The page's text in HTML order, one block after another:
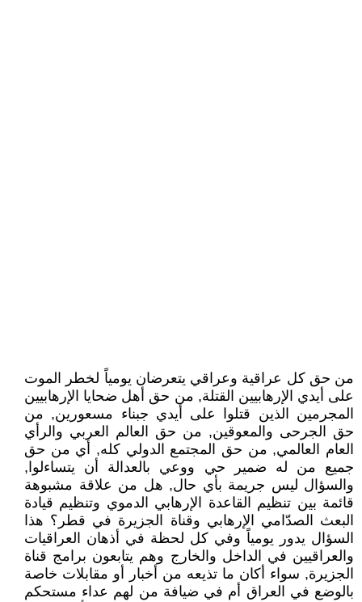
من حق كل عراقية وعراقي يتعرضان يومياً لخطر الموت
على أيدي الإرهابيين القتلة, من حق أهل ضحايا الإرهابيين
المجرمين الذين قتلوا على أيدي جبناء مسعورين, من
حق الجرحى والمعوقين, من حق العالم العربي والرأي
العام العالمي, من حق المجتمع الدولي كله, أي من حق
جميع من له ضمير حي ووعي بالعدالة أن يتساءلوا,
والسؤال ليس جريمة بأي حال, هل من علاقة مشبوهة
قائمة بين تنظيم القاعدة الإرهابي الدموي وتنظيم قيادة
البعث الصدّامي الإرهابي وقناة الجزيرة في قطر؟ هذا
السؤال يدور يومياً وفي كل لحظة في أذهان العراقيات
والعراقيين في الداخل والخارج وهم يتابعون برامج قناة
الجزيرة, سواء أكان ما تذيعه من أخبار أو مقابلات خاصة
بالوضع في العراق أم في ضيافة من لهم عداء مستحكم